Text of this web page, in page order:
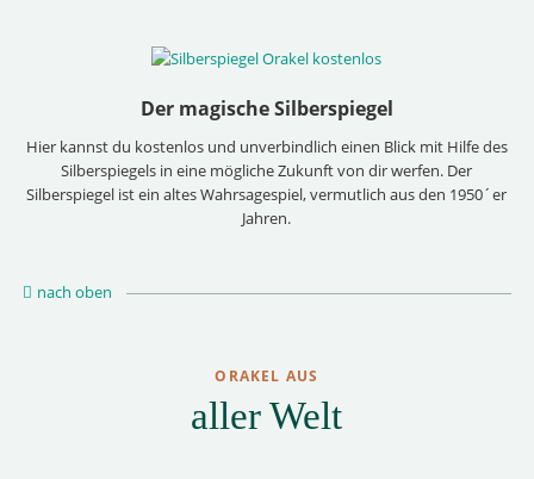
Der magische Silberspiegel
Hier kannst du kostenlos und unverbindlich einen Blick mit Hilfe des
Silberspiegels in eine mögliche Zukunft von dir werfen. Der
Silberspiegel ist ein altes Wahrsagespiel, vermutlich aus den 1950´er
Jahren.
nach oben
ORAKEL AUS
aller Welt